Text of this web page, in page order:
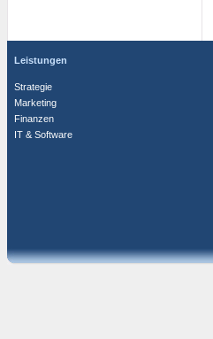
Leistungen
Strategie
Marketing
Finanzen
IT & Software